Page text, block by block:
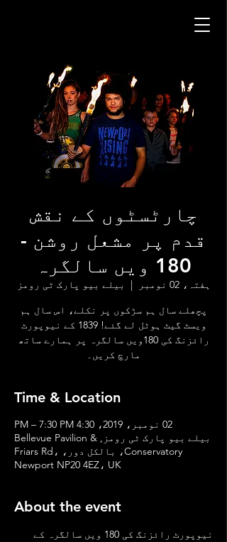
چارٹسٹوں کے نقش
قدم پر مشعل روشن -
180 ویں سالگرہ
ہفتہ، 02 نومبر
  |
بیلے بیو پارک ٹی رومز
پچھلے سال ہم سڑکوں پر نکلے، اس سال ہم
ویسٹ گیٹ ہوٹل لے گئے! 1839 کے نیوپورٹ
رائزنگ کی 180ویں سالگرہ پر ہمارے ساتھ
مارچ کریں۔
Time & Location
02 نومبر، 2019، 4:30 PM – 7:30 PM
بیلے بیو پارک ٹی رومز, Bellevue Pavilion &
Conservatory، بالکل دور، Friars Rd،
Newport NP20 4EZ، UK
About the event
نیوپورٹ رائزنگ کی 180 ویں سالگرہ کے